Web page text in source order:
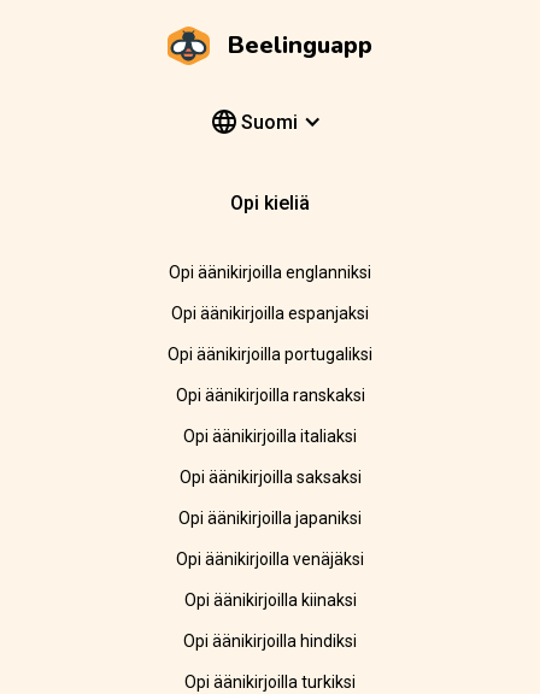
Beelinguapp
Suomi
Opi kieliä
Opi äänikirjoilla englanniksi
Opi äänikirjoilla espanjaksi
Opi äänikirjoilla portugaliksi
Opi äänikirjoilla ranskaksi
Opi äänikirjoilla italiaksi
Opi äänikirjoilla saksaksi
Opi äänikirjoilla japaniksi
Opi äänikirjoilla venäjäksi
Opi äänikirjoilla kiinaksi
Opi äänikirjoilla hindiksi
Opi äänikirjoilla turkiksi